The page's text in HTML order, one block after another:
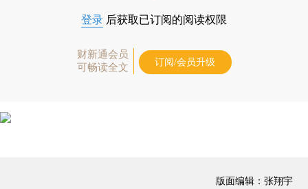
登录 后获取已订阅的阅读权限
财新通会员
可畅读全文
订阅/会员升级
版面编辑：张翔宇